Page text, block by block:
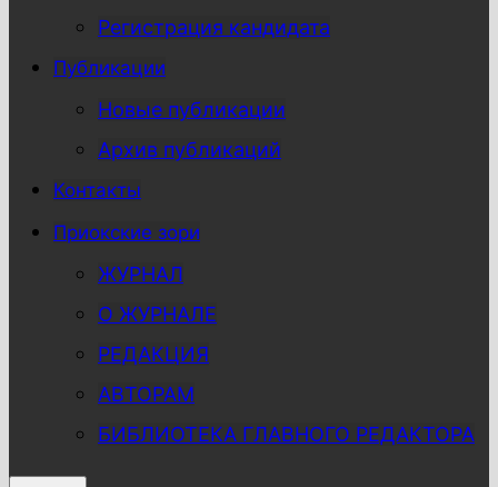
Регистрация кандидата
Публикации
Новые публикации
Архив публикаций
Контакты
Приокские зори
ЖУРНАЛ
О ЖУРНАЛЕ
РЕДАКЦИЯ
АВТОРАМ
БИБЛИОТЕКА ГЛАВНОГО РЕДАКТОРА